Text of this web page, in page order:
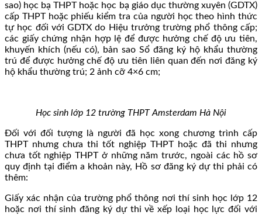
sao) học bạ THPT hoặc học bạ giáo dục thường xuyên (GDTX)
cấp THPT hoặc phiếu kiểm tra của người học theo hình thức
tự học đối với GDTX do Hiệu trưởng trường phổ thông cấp;
các giấy chứng nhận hợp lệ để được hưởng chế độ ưu tiên,
khuyến khích (nếu có), bản sao Sổ đăng ký hộ khẩu thường
trú để được hưởng chế độ ưu tiên liên quan đến nơi đăng ký
hộ khẩu thường trú; 2 ảnh cỡ 4×6 cm;
Học sinh lớp 12 trường THPT Amsterdam Hà Nội
Đối với đối tượng là người đã học xong chương trình cấp
THPT nhưng chưa thi tốt nghiệp THPT hoặc đã thi nhưng
chưa tốt nghiệp THPT ở những năm trước, ngoài các hồ sơ
quy định tại điểm a khoản này, Hồ sơ đăng ký dự thi phải có
thêm:
Giấy xác nhận của trường phổ thông nơi thí sinh học lớp 12
hoặc nơi thí sinh đăng ký dự thi về xếp loại học lực đối với